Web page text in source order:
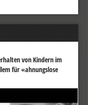
von Kindern im
für «ahnungslose